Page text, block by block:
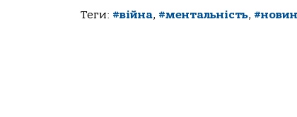
Теги: #війна, #ментальність,